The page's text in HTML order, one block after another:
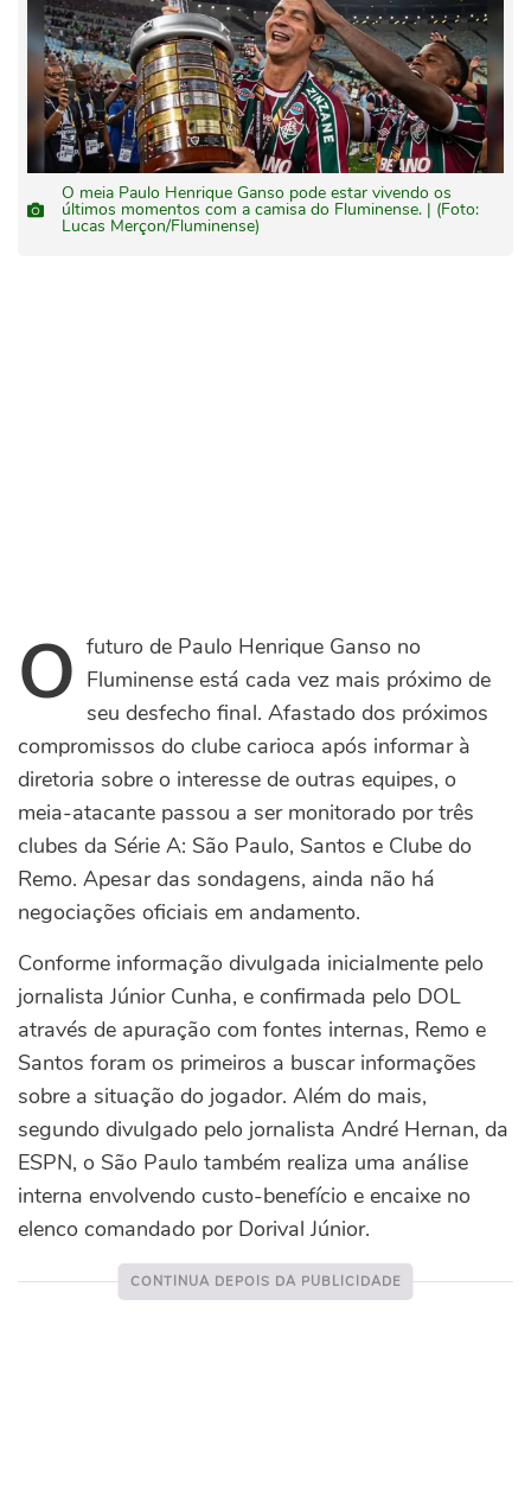
O meia Paulo Henrique Ganso pode estar vivendo os
últimos momentos com a camisa do Fluminense. | (Foto:
Lucas Merçon/Fluminense)
Ofuturo de Paulo Henrique Ganso no
Fluminense está cada vez mais próximo de
seu desfecho final. Afastado dos próximos
compromissos do clube carioca após informar à
diretoria sobre o interesse de outras equipes, o
meia-atacante passou a ser monitorado por três
clubes da Série A: São Paulo, Santos e Clube do
Remo. Apesar das sondagens, ainda não há
negociações oficiais em andamento.
Conforme informação divulgada inicialmente pelo
jornalista Júnior Cunha, e confirmada pelo DOL
através de apuração com fontes internas, Remo e
Santos foram os primeiros a buscar informações
sobre a situação do jogador. Além do mais,
segundo divulgado pelo jornalista André Hernan, da
ESPN, o São Paulo também realiza uma análise
interna envolvendo custo-benefício e encaixe no
elenco comandado por Dorival Júnior.